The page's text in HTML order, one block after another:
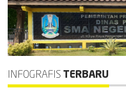
INFOGRAFIS TERBARU